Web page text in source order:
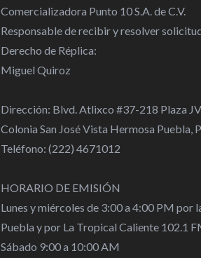
Comercializadora Punto 10 S.A. de C.V.
Responsable de recibir y resolver
Derecho de Réplica:
Miguel Quiroz
Dirección: Blvd. Atlixco #37-218 Plaza JV
Colonia San José Vista Hermosa Puebla,
Teléfono: (222) 4671012
HORARIO DE EMISIÓN
Lunes y miércoles de 3:00 a 4:00 PM por
Puebla y por La Tropical Caliente 102.1
Sábado 9:00 a 10:00 AM